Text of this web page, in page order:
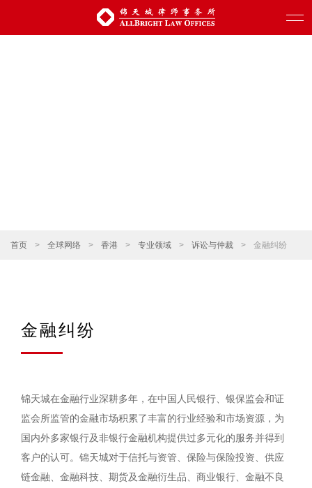
首页 > 全球网络 > 香港 > 专业领域 > 诉讼与仲裁 > 金融纠纷
金融纠纷
锦天城在金融行业深耕多年，在中国人民银行、银保监会和证
监会所监管的金融市场积累了丰富的行业经验和市场资源，为
国内外多家银行及非银行金融机构提供过多元化的服务并得到
客户的认可。锦天城对于信托与资管、保险与保险投资、供应
链金融、金融科技、期货及金融衍生品、商业银行、金融不良